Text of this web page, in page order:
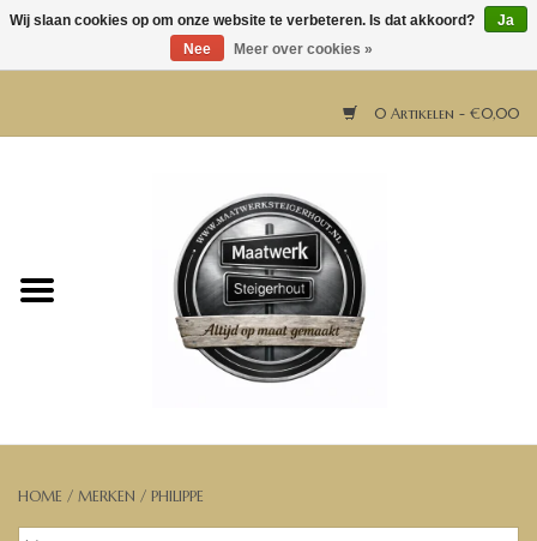
0 Artikelen - €0,00
Horeca meubels
Bartafels
HOME / MERKEN / PHILIPPE
Wij slaan cookies op om onze website te verbeteren. Is dat akkoord?
Ja
Nee
Meer over cookies »